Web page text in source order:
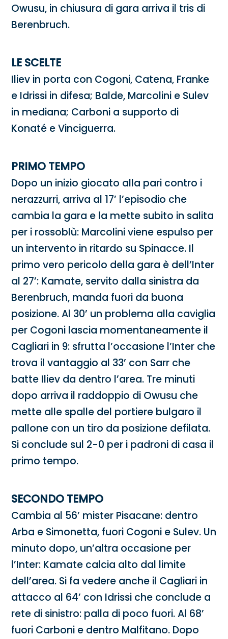
Owusu, in chiusura di gara arriva il tris di
Berenbruch.
LE SCELTE
Iliev in porta con Cogoni, Catena, Franke
e Idrissi in difesa; Balde, Marcolini e Sulev
in mediana; Carboni a supporto di
Konaté e Vinciguerra.
PRIMO TEMPO
Dopo un inizio giocato alla pari contro i
nerazzurri, arriva al 17’ l’episodio che
cambia la gara e la mette subito in salita
per i rossoblù: Marcolini viene espulso per
un intervento in ritardo su Spinacce. Il
primo vero pericolo della gara è dell’Inter
al 27’: Kamate, servito dalla sinistra da
Berenbruch, manda fuori da buona
posizione. Al 30’ un problema alla caviglia
per Cogoni lascia momentaneamente il
Cagliari in 9: sfrutta l’occasione l’Inter che
trova il vantaggio al 33’ con Sarr che
batte Iliev da dentro l’area. Tre minuti
dopo arriva il raddoppio di Owusu che
mette alle spalle del portiere bulgaro il
pallone con un tiro da posizione defilata.
Si conclude sul 2-0 per i padroni di casa il
primo tempo.
SECONDO TEMPO
Cambia al 56’ mister Pisacane: dentro
Arba e Simonetta, fuori Cogoni e Sulev. Un
minuto dopo, un’altra occasione per
l’Inter: Kamate calcia alto dal limite
dell’area. Si fa vedere anche il Cagliari in
attacco al 64’ con Idrissi che conclude a
rete di sinistro: palla di poco fuori. Al 68’
fuori Carboni e dentro Malfitano. Dopo